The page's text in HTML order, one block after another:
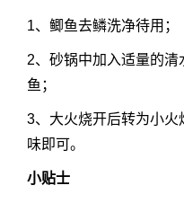
1、鲫鱼去鳞洗净待用；
2、砂锅中加入适量的
鱼；
3、大火烧开后转为小火
味即可。
小贴士